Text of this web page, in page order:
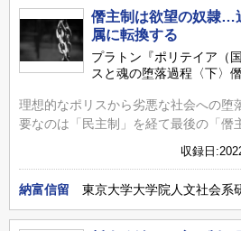
僭主制は欲望の奴隷…
属に転換する
プラトン『ポリテイア（
スと魂の堕落過程〈下〉
理想的なポリスから劣悪な社会への堕
要なのは「民主制」を経て最後の「僭
収録日
納富信留 東京大学大学院人文社会系